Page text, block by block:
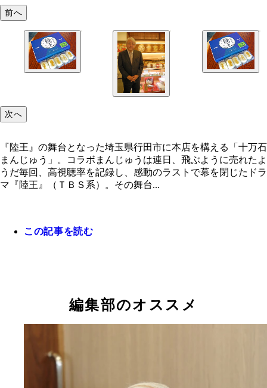
十万石ふくさやの横田康介社長。『陸王』とのコ
んじゅうは生産が追いつかず「最初は嬉しい悲鳴
前へ
次へ
『陸王』の舞台となった埼玉県行田市に本店を構える「十万石
まんじゅう」。コラボまんじゅうは連日、飛ぶように売れたよ
うだ毎回、高視聴率を記録し、感動のラストで幕を閉じたドラ
マ『陸王』（ＴＢＳ系）。その舞台...
この記事を読む
編集部のオススメ